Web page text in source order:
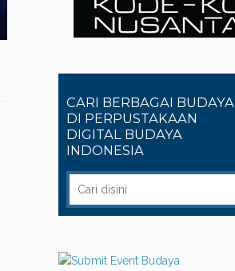
CARI BERBAGAI BUDAYA
DI PERPUSTAKAAN
DIGITAL BUDAYA
INDONESIA